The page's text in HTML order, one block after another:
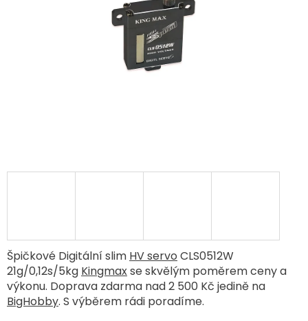
Špičkové Digitální slim HV servo CLS0512W
21g/0,12s/5kg Kingmaxse skvělým poměrem ceny a
výkonu. Doprava zdarma nad 2 500 Kč jedině na
BigHobby. S výběrem rádi poradíme.